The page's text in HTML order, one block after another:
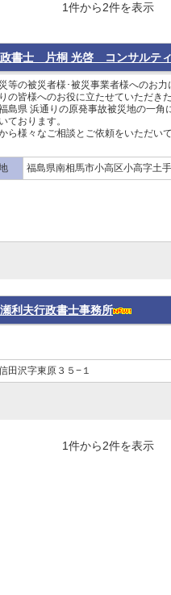
1件から2件を表
書士 片桐 光啓 コンサルテ
等の被災者様･被災事業者様へのお
りの皆様へのお役に立た
島県 浜通りの原発事故被災地の一
開いておりま
ら様々なご相談とご依頼をいただ
福島県南相馬市小高区小高字土
利夫行政書士事務所
田沢字東原３５−１
1件から2件を表